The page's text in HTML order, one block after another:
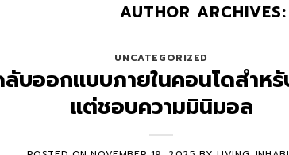
AUTHOR ARCHIVES:
UNCATEGORIZED
บออกแบบภายในคอนโดสำห
แต่ชอบความมินิมอล